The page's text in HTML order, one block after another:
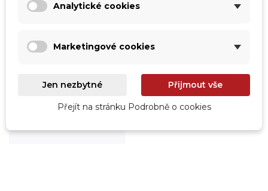
Roboty
Prohlédnout
Analytické cookies
Marketingové cookies
Jen nezbytné Přijmout vše
Přejít na stránku Podrobně o cookies